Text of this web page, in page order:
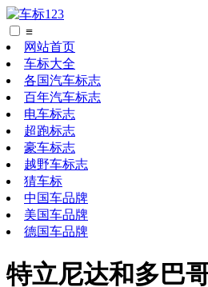
≡
网站首页
车标大全
各国汽车标志
百年汽车标志
电车标志
超跑标志
豪车标志
越野车标志
猜车标
中国车品牌
美国车品牌
德国车品牌
特立尼达和多巴